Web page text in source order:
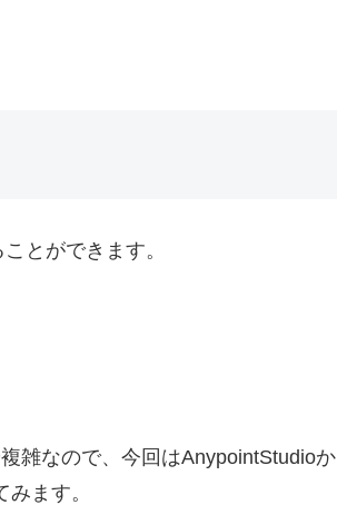
とができます。
雑なので、今回はAnypointStudioか
ます。